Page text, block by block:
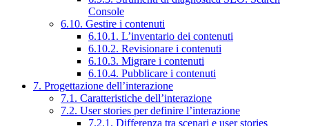
Console
6.10. Gestire i contenuti
6.10.1. L’inventario dei contenuti
6.10.2. Revisionare i contenuti
6.10.3. Migrare i contenuti
6.10.4. Pubblicare i contenuti
7. Progettazione dell’interazione
7.1. Caratteristiche dell’interazione
7.2. User stories per definire l’interazione
7.2.1. Differenza tra scenari e user stories